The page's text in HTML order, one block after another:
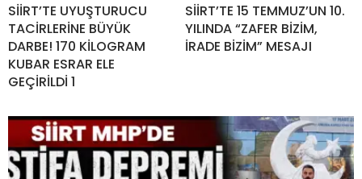
SİİRT’TE UYUŞTURUCU
TACİRLERİNE BÜYÜK
DARBE! 170 KİLOGRAM
KUBAR ESRAR ELE
GEÇİRİLDİ 1
SİİRT’TE 15 TEMMUZ’UN 10.
YILINDA “ZAFER BİZİM,
İRADE BİZİM” MESAJI